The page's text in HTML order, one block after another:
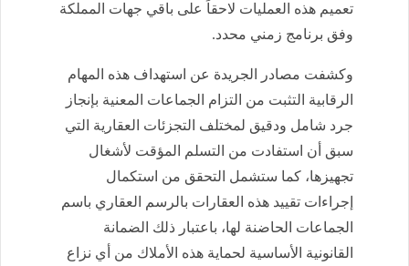
تعميم هذه العمليات لاحقاً على باقي جهات المملكة
وفق برنامج زمني محدد.
وكشفت مصادر الجريدة عن استهداف هذه المهام
الرقابية التثبت من التزام الجماعات المعنية بإنجاز
جرد شامل ودقيق لمختلف التجزئات العقارية التي
سبق أن استفادت من التسلم المؤقت لأشغال
تجهيزها، كما ستشمل التحقق من استكمال
إجراءات تقييد هذه العقارات بالرسم العقاري باسم
الجماعات الحاضنة لها، باعتبار ذلك الضمانة
القانونية الأساسية لحماية هذه الأملاك من أي نزاع